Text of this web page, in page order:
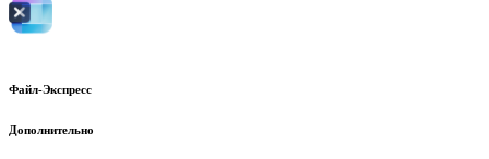
Файл-Экспресс
Дополнительно